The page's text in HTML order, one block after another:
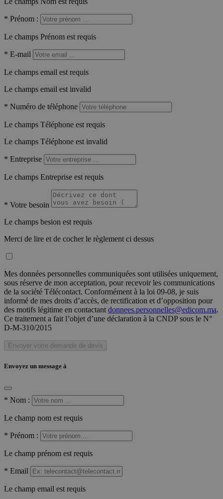
* Prénom :
Le champs Prénom est requis
* E-mail
Le champs email est requis
Le champs email est invalid
* Numéro de téléphone
Le champs Téléphone est requis
Le champs Téléphone est invalid
* Entreprise
Le champs Entreprise est requis
* Votre besoin
Le champs besion est requis
Merci de lire et de cocher le règlement ci dessus
Mes données personnelles communiquées sont utilisées uniquement,
sous réserve de mon acceptation, pour recevoir les communications
de la société Télécontact. Conformément à la loi 09-08, je suis
informé de mes droits d’accès, de rectification et d’opposition pour
des motifs légitime en contactant donnees.personnelles@edicom.ma.
Ce traitement a fait l’objet d’une déclaration à la CNDP sous le N°
D-M-310/2015
Envoyer votre demande de devis
Envoyez un message à
* Nom :
Le champ nom est requis
* Prénom :
Le champ prénom est requis
* Email
Le champ email est requis